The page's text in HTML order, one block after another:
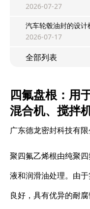
2026-07-27
汽车轮毂油封的设计
2026-07-17
全部列表
四氟盘根：用
混合机、搅拌
广东德龙密封科技有限
聚四氟乙烯根由纯聚
液和润滑油处理。由
良好，具有优异的耐